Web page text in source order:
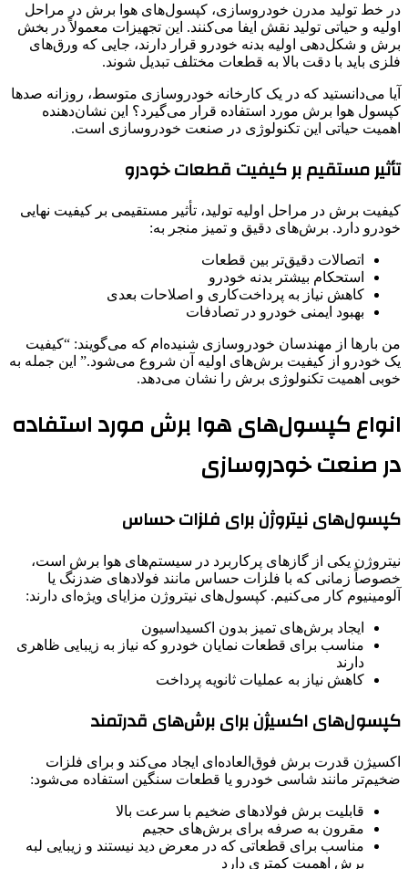
در خط تولید مدرن خودروسازی، کپسول‌های هوا برش در مراحل
اولیه و حیاتی تولید نقش ایفا می‌کنند. این تجهیزات معمولاً در بخش
برش و شکل‌دهی اولیه بدنه خودرو قرار دارند، جایی که ورق‌های
فلزی باید با دقت بالا به قطعات مختلف تبدیل شوند.
آیا می‌دانستید که در یک کارخانه خودروسازی متوسط، روزانه صدها
کپسول هوا برش مورد استفاده قرار می‌گیرد؟ این نشان‌دهنده
اهمیت حیاتی این تکنولوژی در صنعت خودروسازی است.
تأثیر مستقیم بر کیفیت قطعات خودرو
کیفیت برش در مراحل اولیه تولید، تأثیر مستقیمی بر کیفیت نهایی
خودرو دارد. برش‌های دقیق و تمیز منجر به:
اتصالات دقیق‌تر بین قطعات
استحکام بیشتر بدنه خودرو
کاهش نیاز به پرداخت‌کاری و اصلاحات بعدی
بهبود ایمنی خودرو در تصادفات
من بارها از مهندسان خودروسازی شنیده‌ام که می‌گویند: “کیفیت
یک خودرو از کیفیت برش‌های اولیه آن شروع می‌شود.” این جمله به
خوبی اهمیت تکنولوژی برش را نشان می‌دهد.
انواع کپسول‌های هوا برش مورد استفاده
در صنعت خودروسازی
کپسول‌های نیتروژن برای فلزات حساس
نیتروژن یکی از گازهای پرکاربرد در سیستم‌های هوا برش است،
خصوصاً زمانی که با فلزات حساس مانند فولادهای ضدزنگ یا
آلومینیوم کار می‌کنیم. کپسول‌های نیتروژن مزایای ویژه‌ای دارند:
ایجاد برش‌های تمیز بدون اکسیداسیون
مناسب برای قطعات نمایان خودرو که نیاز به زیبایی ظاهری
دارند
کاهش نیاز به عملیات ثانویه پرداخت
کپسول‌های اکسیژن برای برش‌های قدرتمند
اکسیژن قدرت برش فوق‌العاده‌ای ایجاد می‌کند و برای فلزات
ضخیم‌تر مانند شاسی خودرو یا قطعات سنگین استفاده می‌شود:
قابلیت برش فولادهای ضخیم با سرعت بالا
مقرون به صرفه برای برش‌های حجیم
مناسب برای قطعاتی که در معرض دید نیستند و زیبایی لبه
برش اهمیت کمتری دارد